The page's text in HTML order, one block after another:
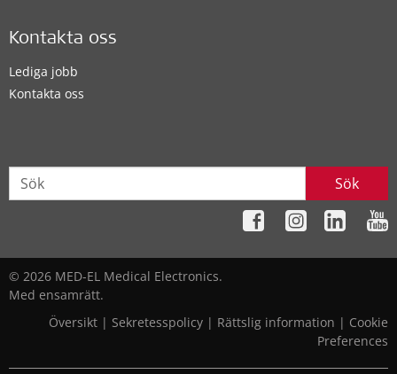
Kontakta oss
Lediga jobb
Kontakta oss
Sök
© 2026 MED-EL Medical Electronics.
Med ensamrätt.
Översikt | Sekretesspolicy | Rättslig information | Cookie
Preferences